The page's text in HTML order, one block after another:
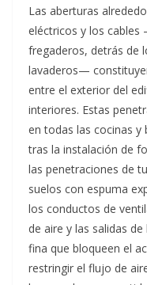
Las aberturas
eléctricos y los
fregaderos, detrás de
lavaderos—
entre el exterior del
interiores. Estas
en todas las cocinas y
tras la instalación de
las penetraciones de
suelos con espuma
los conductos de
de aire y las salidas
fina que bloqueen el
restringir el flujo de